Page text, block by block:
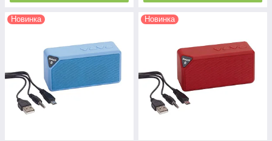
Новинка Новинка